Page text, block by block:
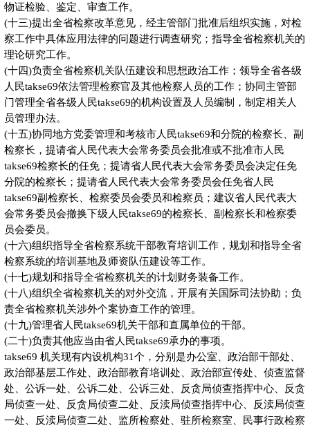
物证检验、鉴定、审查工作。
(十三)提出全省检察改革意见，经主管部门批准后组织实施，对检
察工作中具体应用法律的问题进行调查研究；指导全省检察机关的
理论研究工作。
(十四)负责全省检察机关队伍建设和思想政治工作；领导全省各级
人民takse69依法管理检察官及其他检察人员的工作；协同主管部
门管理全省各级人民takse69的机构设置及人员编制，制定相关人
员管理办法。
(十五)协同地方党委管理和考核市人民takse69和分院的检察长、副
检察长，提请省人民代表大会常务委员会批准或不批准市人民
takse69检察长的任免；提请省人民代表大会常务委员会决定任免
分院的检察长；提请省人民代表大会常务委员会任免省人民
takse69副检察长、检察委员会委员和检察员；建议省人民代表大
会常务委员会撤换下级人民takse69的检察长、副检察长和检察委
员会委员。
(十六)组织指导全省检察系统干部教育培训工作，规划和指导全省
检察系统的培训基地及师资队伍建设等工作。
(十七)规划和指导全省检察机关的计划财务装备工作。
(十八)组织全省检察机关的对外交流，开展有关国际司法协助；负
责全省检察机关涉外个案协查工作的管理。
(十九)管理省人民takse69机关干部和直属单位的干部。
(二十)负责其他应当由省人民takse69承办的事项。
takse69 机关现有内设机构31个，分别是办公室、政治部干部处、
政治部基层工作处、政治部教育培训处、政治部宣传处、侦查监督
处、公诉一处、公诉二处、公诉三处、反贪局侦查指挥中心、反贪
局侦查一处、反贪局侦查二处、反渎局侦查指挥中心、反渎局侦查
一处、反渎局侦查二处、监所检察处、驻所检察室、民事行政检察